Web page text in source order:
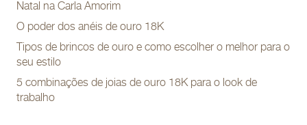
Natal na Carla Amorim
O poder dos anéis de ouro 18K
Tipos de brincos de ouro e como escolher o melhor para o
seu estilo
5 combinações de joias de ouro 18K para o look de
trabalho